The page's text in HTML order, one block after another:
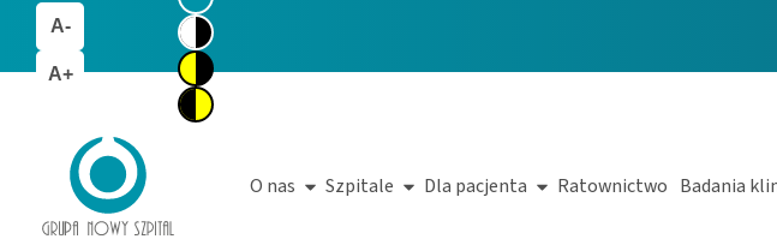
A-
A+
O nas Szpitale Dla pacjenta Ratownictwo Badania